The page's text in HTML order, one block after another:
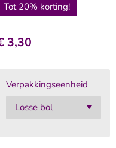
Tot 20% korting!
3,30
Verpakkingseenheid